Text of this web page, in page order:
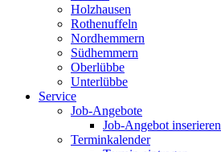
Holzhausen
Rothenuffeln
Nordhemmern
Südhemmern
Oberlübbe
Unterlübbe
Service
Job-Angebote
Job-Angebot inserieren
Terminkalender